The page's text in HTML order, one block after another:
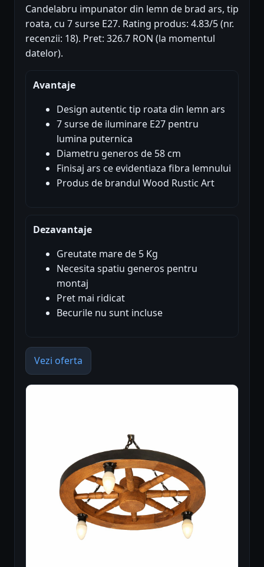
Candelabru impunator din lemn de brad ars, tip
roata, cu 7 surse E27. Rating produs: 4.83/5 (nr.
recenzii: 18). Pret: 326.7 RON (la momentul
datelor).
Avantaje
Design autentic tip roata din lemn ars
7 surse de iluminare E27 pentru
lumina puternica
Diametru generos de 58 cm
Finisaj ars ce evidentiaza fibra lemnului
Produs de brandul Wood Rustic Art
Dezavantaje
Greutate mare de 5 Kg
Necesita spatiu generos pentru
montaj
Pret mai ridicat
Becurile nu sunt incluse
Vezi oferta